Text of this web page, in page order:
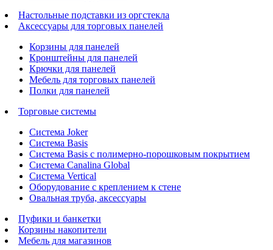
Настольные подставки из оргстекла
Аксессуары для торговых панелей
Корзины для панелей
Кронштейны для панелей
Крючки для панелей
Мебель для торговых панелей
Полки для панелей
Торговые системы
Система Joker
Система Basis
Система Basis с полимерно-порошковым покрытием
Система Canalina Global
Система Vertical
Оборудование с креплением к стене
Овальная труба, аксессуары
Пуфики и банкетки
Корзины накопители
Мебель для магазинов